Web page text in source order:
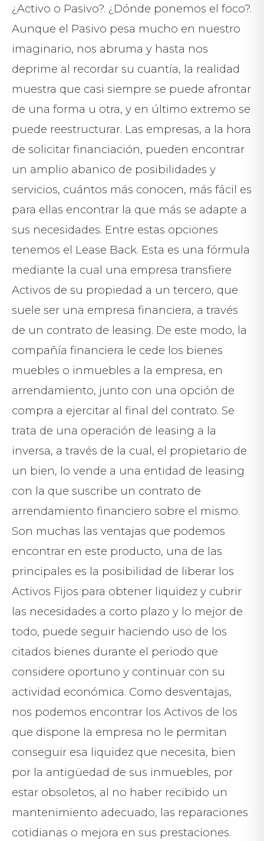
¿Activo o Pasivo?. ¿Dónde ponemos el foco?.
Aunque el Pasivo pesa mucho en nuestro
imaginario, nos abruma y hasta nos
deprime al recordar su cuantía, la realidad
muestra que casi siempre se puede afrontar
de una forma u otra, y en último extremo se
puede reestructurar. Las empresas, a la hora
de solicitar financiación, pueden encontrar
un amplio abanico de posibilidades y
servicios, cuántos más conocen, más fácil es
para ellas encontrar la que más se adapte a
sus necesidades. Entre estas opciones
tenemos el Lease Back. Esta es una fórmula
mediante la cual una empresa transfiere
Activos de su propiedad a un tercero, que
suele ser una empresa financiera, a través
de un contrato de leasing. De este modo, la
compañía financiera le cede los bienes
muebles o inmuebles a la empresa, en
arrendamiento, junto con una opción de
compra a ejercitar al final del contrato. Se
trata de una operación de leasing a la
inversa, a través de la cual, el propietario de
un bien, lo vende a una entidad de leasing
con la que suscribe un contrato de
arrendamiento financiero sobre el mismo.
Son muchas las ventajas que podemos
encontrar en este producto, una de las
principales es la posibilidad de liberar los
Activos Fijos para obtener liquidez y cubrir
las necesidades a corto plazo y lo mejor de
todo, puede seguir haciendo uso de los
citados bienes durante el periodo que
considere oportuno y continuar con su
actividad económica. Como desventajas,
nos podemos encontrar los Activos de los
que dispone la empresa no le permitan
conseguir esa liquidez que necesita, bien
por la antigüedad de sus inmuebles, por
estar obsoletos, al no haber recibido un
mantenimiento adecuado, las reparaciones
cotidianas o mejora en sus prestaciones.